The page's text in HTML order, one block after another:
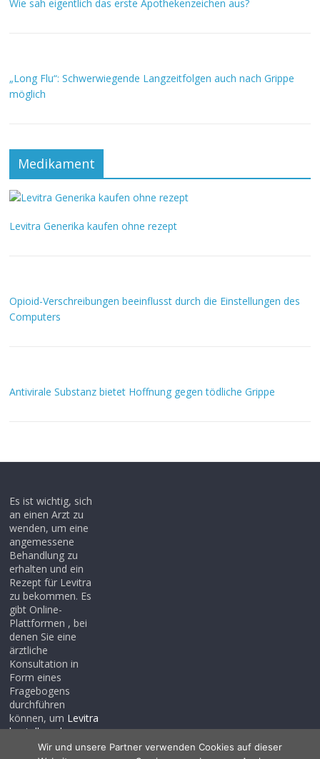
Wie sah eigentlich das erste Apothekenzeichen aus?
„Long Flu“: Schwerwiegende Langzeitfolgen auch nach Grippe
möglich
Medikament
Levitra Generika kaufen ohne rezept
Opioid-Verschreibungen beeinflusst durch die Einstellungen des
Computers
Antivirale Substanz bietet Hoffnung gegen tödliche Grippe
Es ist wichtig, sich
an einen Arzt zu
wenden, um eine
angemessene
Behandlung zu
erhalten und ein
Rezept für Levitra
zu bekommen. Es
gibt Online-
Plattformen , bei
denen Sie eine
ärztliche
Konsultation in
Form eines
Fragebogens
durchführen
können, um Levitra
bestellen ohne
rezept, auch wenn
Wir und unsere Partner verwenden Cookies auf dieser